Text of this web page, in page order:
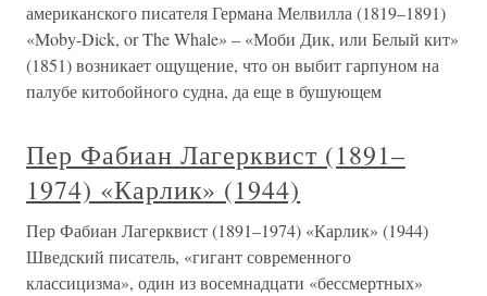
американского писателя Германа Мелвилла (1819–1891)
«Moby-Dick, or The Whale» – «Моби Дик, или Белый кит»
(1851) возникает ощущение, что он выбит гарпуном на
палубе китобойного судна, да еще в бушующем
Пер Фабиан Лагерквист (1891–
1974) «Карлик» (1944)
Пер Фабиан Лагерквист (1891–1974) «Карлик» (1944)
Шведский писатель, «гигант современного
классицизма», один из восемнадцати «бессмертных»